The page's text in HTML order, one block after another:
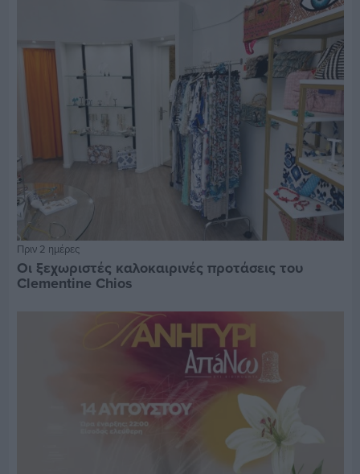
Πριν 2 ημέρες
Οι ξεχωριστές καλοκαιρινές προτάσεις του
Clementine Chios